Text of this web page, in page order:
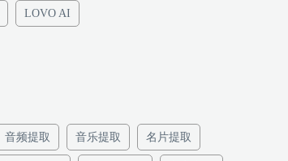
LOVO AI
音频提取 音乐提取 名片提取